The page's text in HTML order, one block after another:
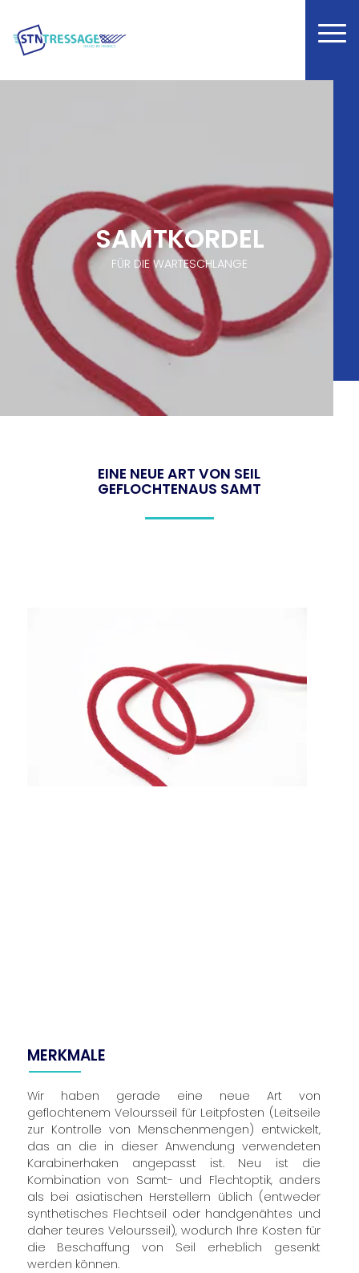
SAMTKORDEL
FÜR DIE WARTESCHLANGE
EINE NEUE ART VON SEIL
GEFLOCHTENAUS SAMT
MERKMALE
Wir haben gerade eine neue Art von
geflochtenem Veloursseil für Leitpfosten (Leitseile
zur Kontrolle von Menschenmengen) entwickelt,
das an die in dieser Anwendung verwendeten
Karabinerhaken angepasst ist. Neu ist die
Kombination von Samt- und Flechtoptik, anders
als bei asiatischen Herstellern üblich (entweder
synthetisches Flechtseil oder handgenähtes und
daher teures Veloursseil), wodurch Ihre Kosten für
die Beschaffung von Seil erheblich gesenkt
werden können.